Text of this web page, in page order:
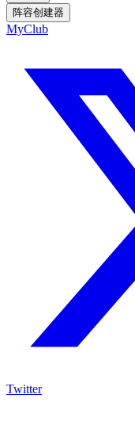
阵容创建器
MyClub
Twitter